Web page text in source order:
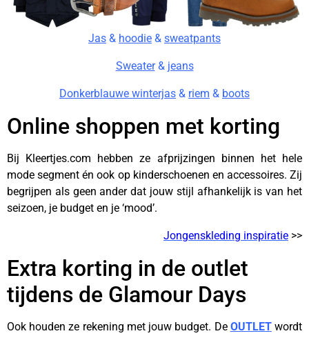
Jas & hoodie & sweatpants
Sweater& jeans
Donkerblauwe winterjas & riem & boots
Online shoppen met korting
Bij Kleertjes.com hebben ze afprijzingen binnen het hele
mode segment én ook op kinderschoenen en accessoires. Zij
begrijpen als geen ander dat jouw stijl afhankelijk is van het
seizoen, je budget en je ‘mood’.
Jongenskleding inspiratie >>
Extra korting in de outlet
tijdens de Glamour Days
Ook houden ze rekening met jouw budget. De OUTLETwordt